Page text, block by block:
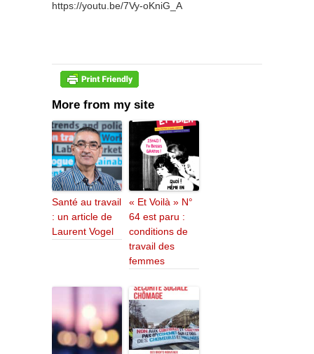
https://youtu.be/7Vy-oKniG_A
More from my site
Santé au travail
: un article de
Laurent Vogel
« Et Voilà » N°
64 est paru :
conditions de
travail des
femmes